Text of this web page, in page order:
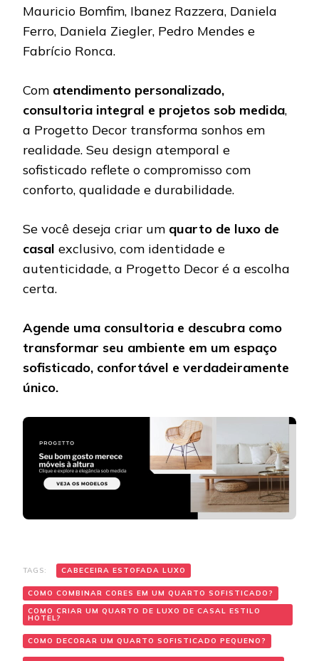
Mauricio Bomfim, Ibanez Razzera, Daniela
Ferro, Daniela Ziegler, Pedro Mendes e
Fabrício Ronca.
Com atendimento personalizado,
consultoria integral e projetos sob medida,
a Progetto Decor transforma sonhos em
realidade. Seu design atemporal e
sofisticado reflete o compromisso com
conforto, qualidade e durabilidade.
Se você deseja criar um quarto de luxo de
casal exclusivo, com identidade e
autenticidade, a Progetto Decor é a escolha
certa.
Agende uma consultoria e descubra como
transformar seu ambiente em um espaço
sofisticado, confortável e verdadeiramente
único.
TAGS: CABECEIRA ESTOFADA LUXO
COMO COMBINAR CORES EM UM QUARTO SOFISTICADO?
COMO CRIAR UM QUARTO DE LUXO DE CASAL ESTILO
HOTEL?
COMO DECORAR UM QUARTO SOFISTICADO PEQUENO?